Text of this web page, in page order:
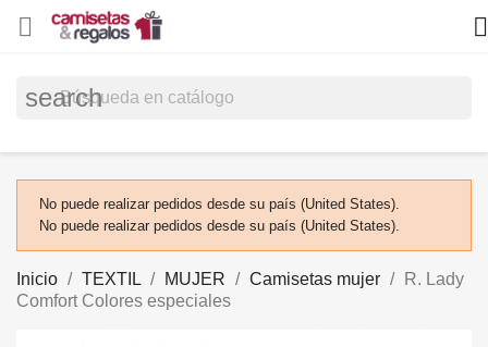
 
search
No puede realizar pedidos desde su país (United States).
No puede realizar pedidos desde su país (United States).
Inicio TEXTIL MUJER Camisetas mujer
R. Lady
Comfort Colores especiales